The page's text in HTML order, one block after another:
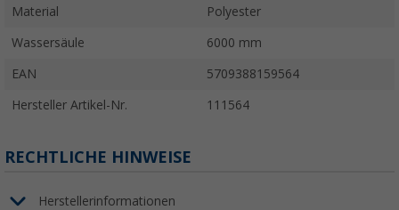
Material Polyester
Wassersäule 6000 mm
EAN 5709388159564
Hersteller Artikel-Nr. 111564
RECHTLICHE HINWEISE
Herstellerinformationen